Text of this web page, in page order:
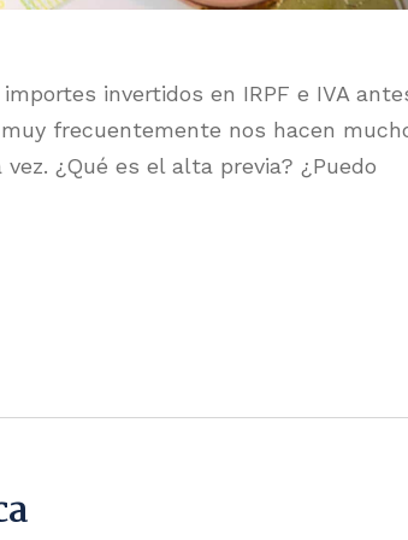
invertidos en IRPF e IVA
frecuentemente nos hacen
¿Qué es el alta previa? ¿Puedo